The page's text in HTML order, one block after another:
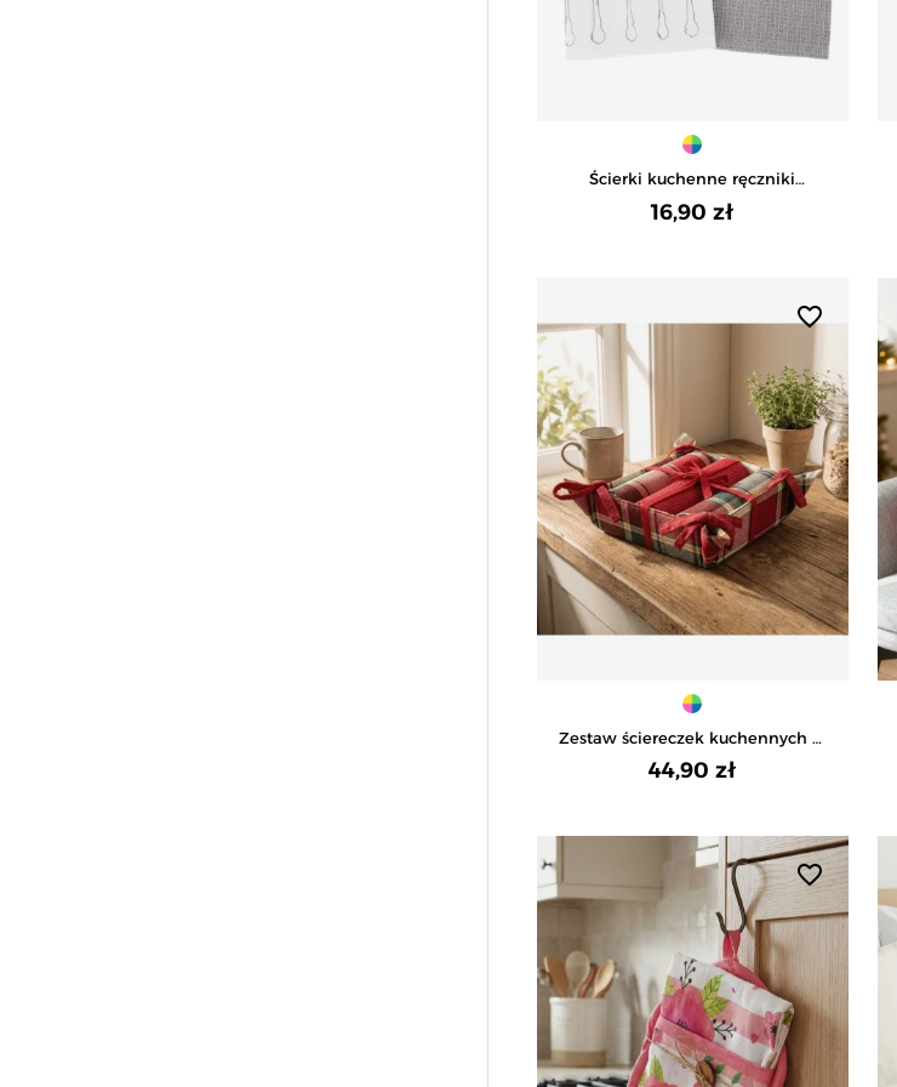
Ścierki kuchenne ręczniki
bawełniane 2-pak - MIX KOLOR
16,90 zł
favorite_border
Zestaw ściereczek kuchennych w
koszyczku 3-pak -
WIELOKOLOROWY
44,90 zł
favorite_border